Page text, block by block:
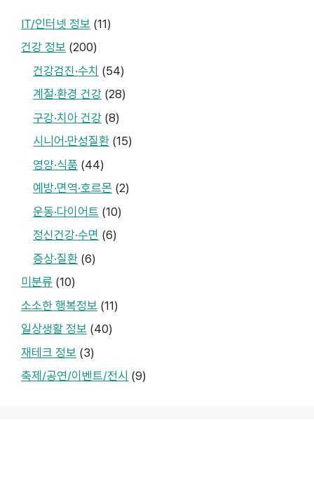
IT/인터넷 정보 (11)
건강 정보 (200)
건강검진·수치 (54)
계절·환경 건강 (28)
구강·치아 건강 (8)
시니어·만성질환 (15)
영양·식품 (44)
예방·면역·호르몬 (2)
운동·다이어트 (10)
정신건강·수면 (6)
증상·질환 (6)
미분류 (10)
소소한 행복정보 (11)
일상생활 정보 (40)
재테크 정보 (3)
축제/공연/이벤트/전시 (9)